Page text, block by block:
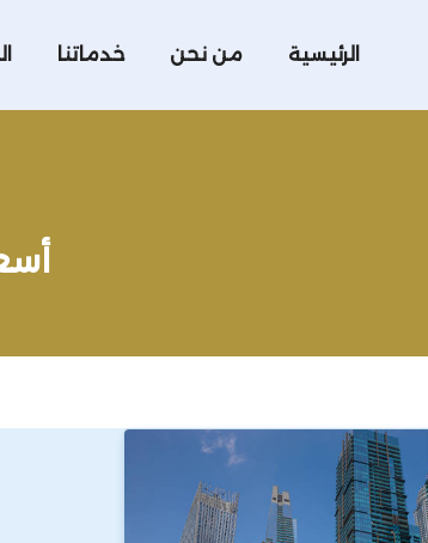
الرئيسية من نحن خدماتنا